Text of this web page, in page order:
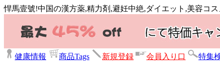
悍馬壹號!中国の漢方薬,精力剤,避妊中絶,ダイエット,美容コ
健康情報 商品Tags 新規登録 会員入り口 特集